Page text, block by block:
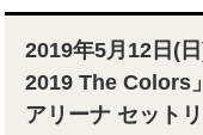
2019年5月12日(
2019 The Colors
アリーナ セット